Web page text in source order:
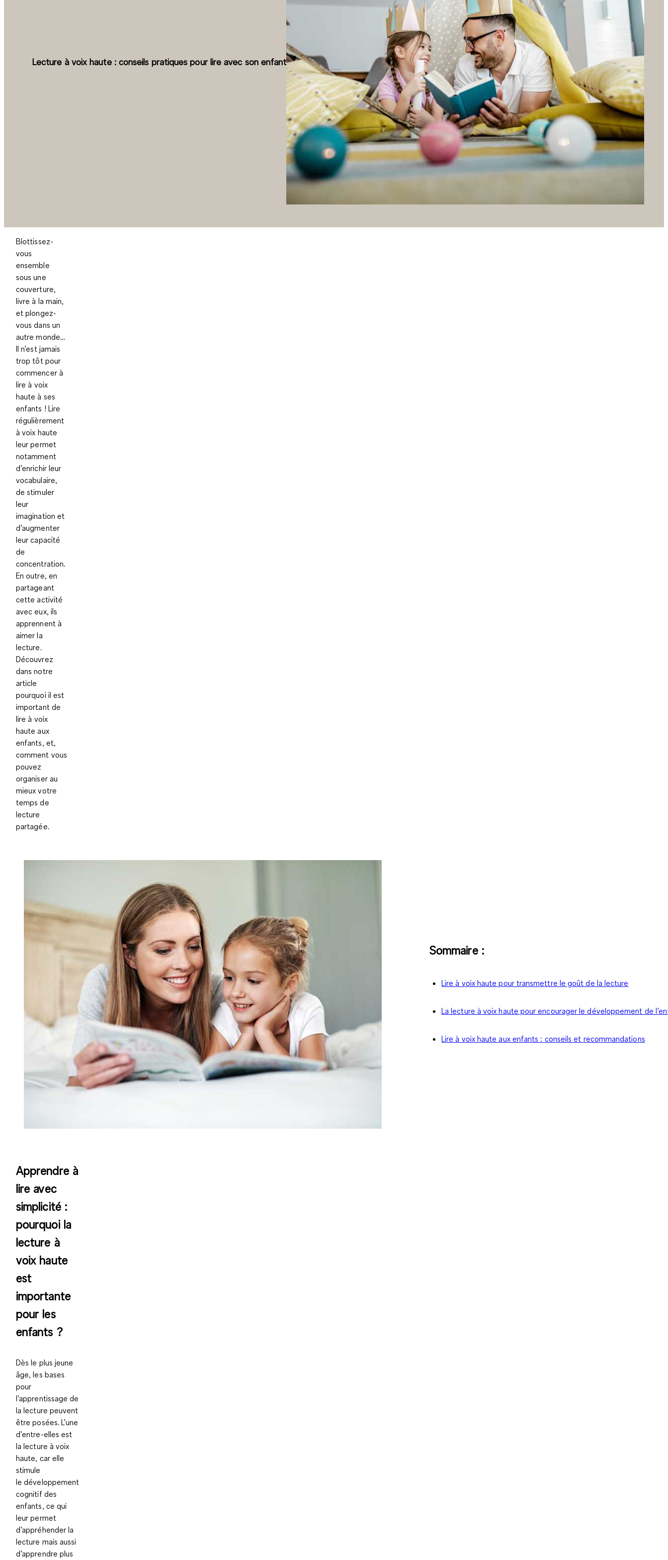
Lecture à voix haute : conseils pratiques pour lire avec son enfant
Blottissez-
vous
ensemble
sous une
couverture,
livre à la main,
et plongez-
vous dans un
autre monde…
Il n’est jamais
trop tôt pour
commencer à
lire à voix
haute à ses
enfants ! Lire
régulièrement
à voix haute
leur permet
notamment
d’enrichir leur
vocabulaire,
de stimuler
leur
imagination et
d’augmenter
leur capacité
de
concentration.
En outre, en
partageant
cette activité
avec eux, ils
apprennent à
aimer la
lecture.
Découvrez
dans notre
article
pourquoi il est
important de
lire à voix
haute aux
enfants, et,
comment vous
pouvez
organiser au
mieux votre
temps de
lecture
partagée.
Sommaire :
Lire à voix haute pour transmettre le goût de la lecture
La lecture à voix haute pour encourager le développement de
Lire à voix haute aux enfants : conseils et recommandations
Apprendre à
lire avec
simplicité :
pourquoi la
lecture à
voix haute
est
importante
pour les
enfants ?
Dès le plus jeune
âge, les bases
pour
l’apprentissage de
la lecture peuvent
être posées. L’une
d’entre-elles est
la lecture à voix
haute, car elle
stimule
ledéveloppement
cognitifdes
enfants, ce qui
leur permet
d’appréhender la
lecture mais aussi
d’apprendre plus